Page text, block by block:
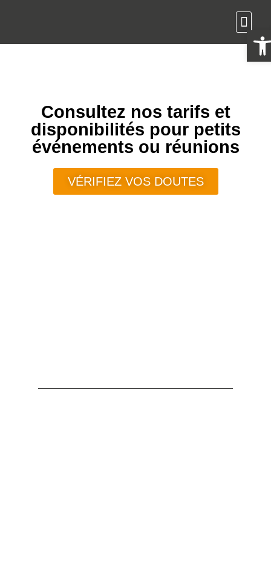
Consultez nos tarifs et
disponibilités pour petits
événements ou réunions
VÉRIFIEZ VOS DOUTES